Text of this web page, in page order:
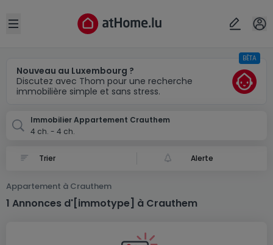
Open sidebar
Nouveau au Luxembourg ?
Discutez avec Thom pour une recherche
immobilière simple et sans stress.
BÊTA
Immobilier Appartement Crauthem
4 ch. - 4 ch.
Alerte
Appartement à Crauthem
1 Annonces d'[immotype] à Crauthem
Localité(s)
Annuler OK